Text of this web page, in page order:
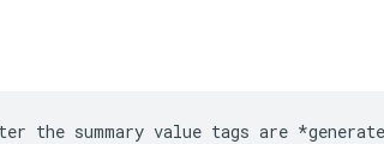
the summary value tags are